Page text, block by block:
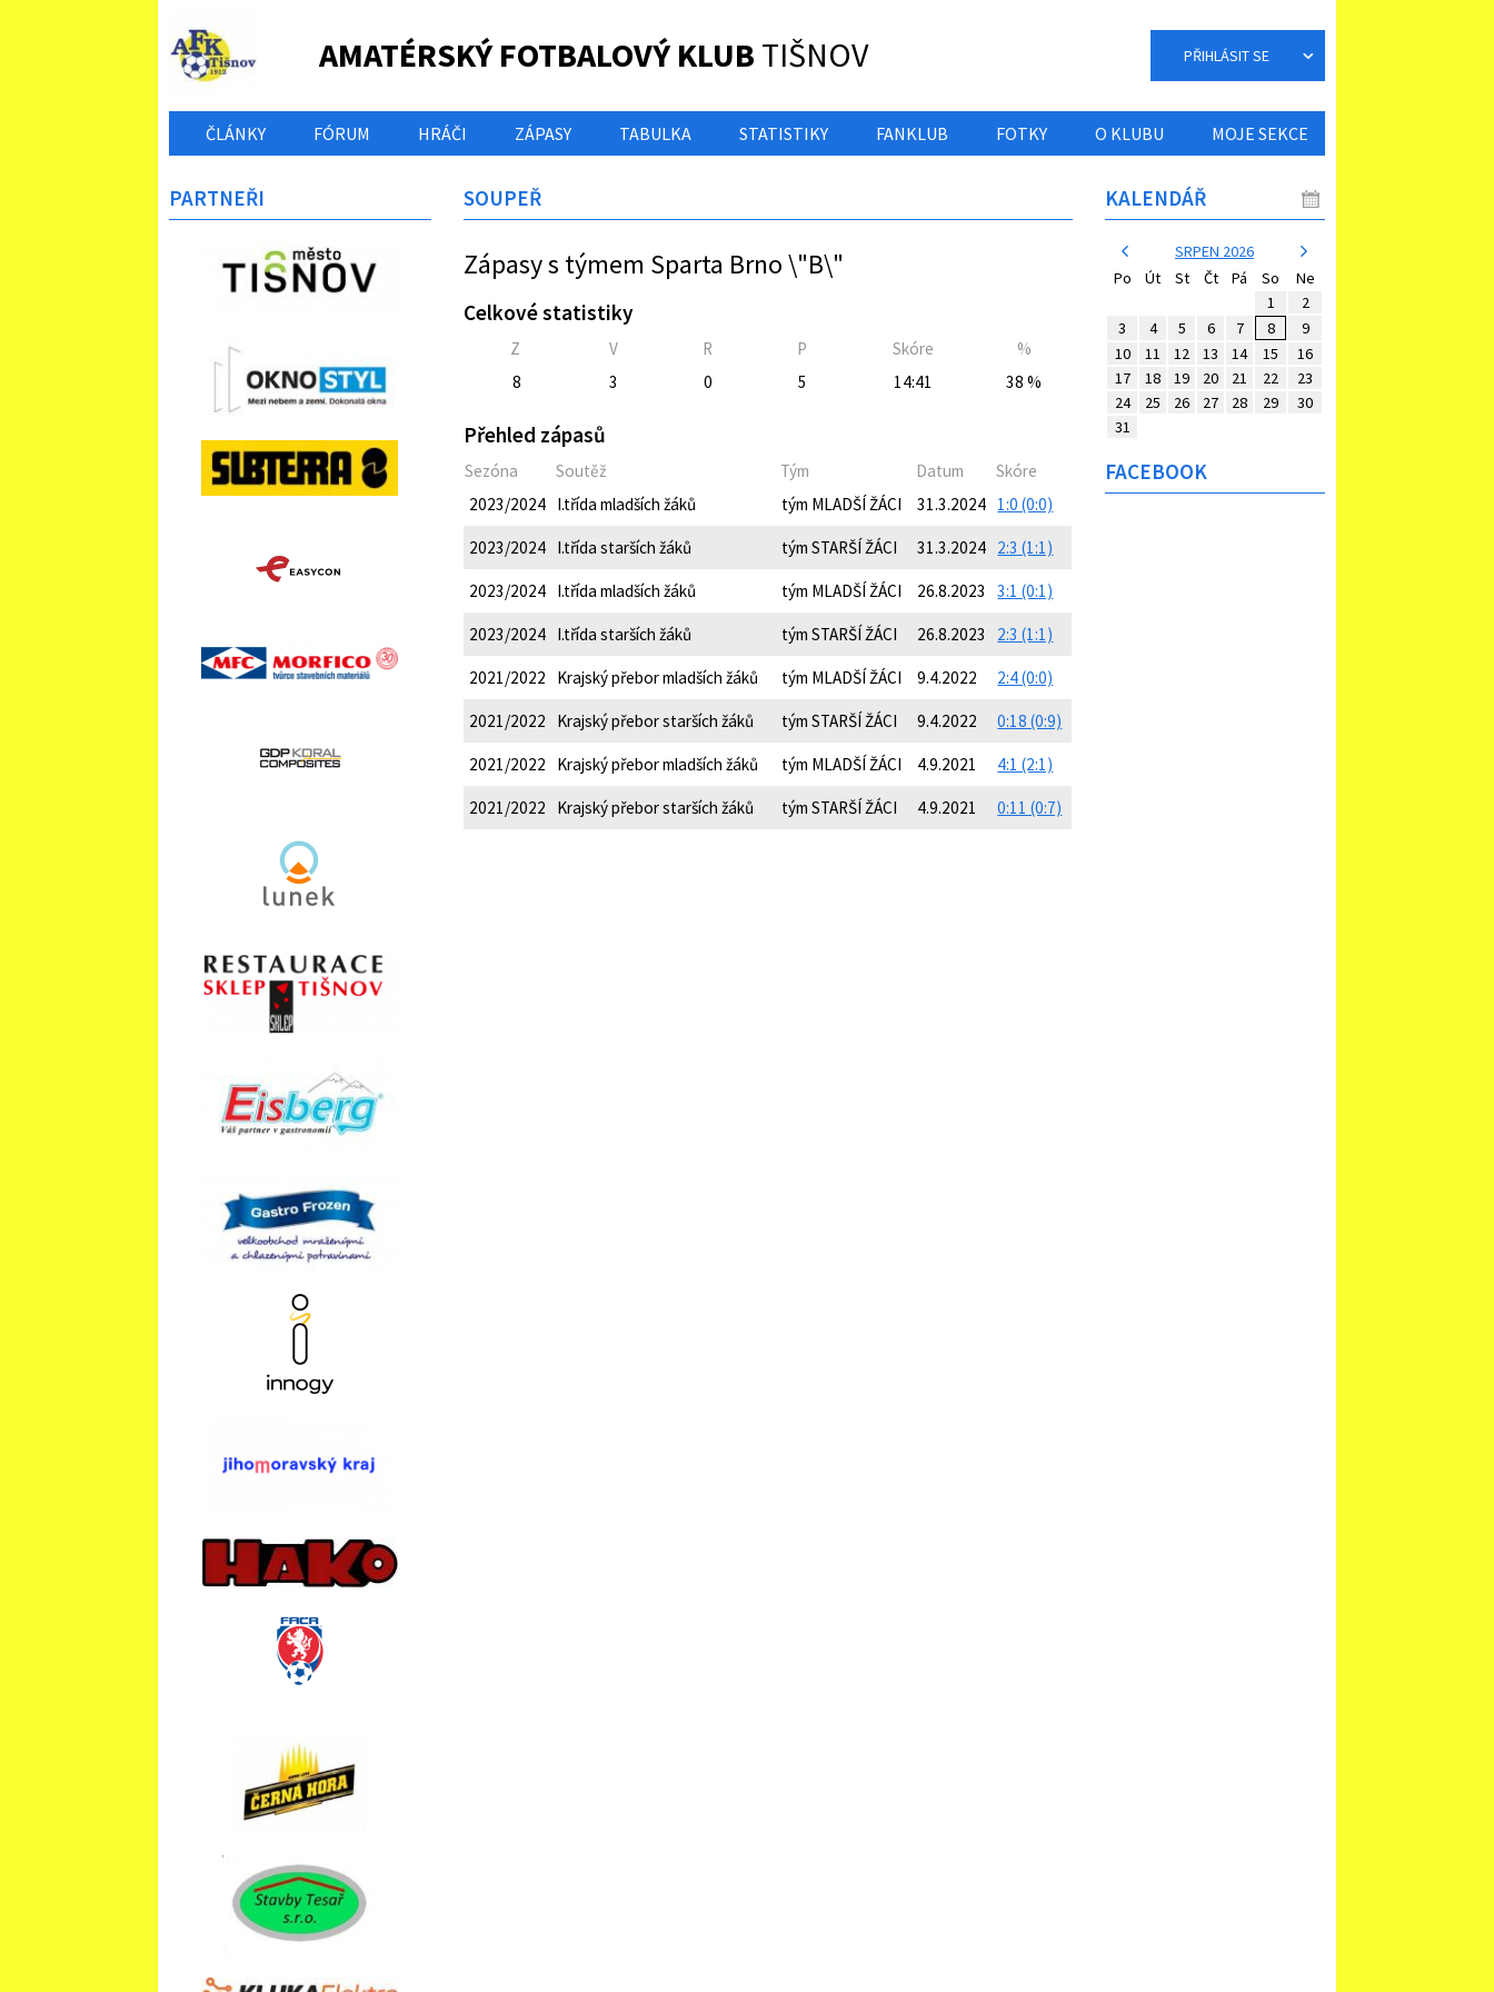
AMATÉRSKÝ FOTBALOVÝ KLUB TIŠNOV PŘIHLÁSIT SE
ČLÁNKY FÓRUM HRÁČI ZÁPASY TABULKA STATISTIKY FANKLUB FOTKY O KLUBU MOJE SEKCE
SOUPEŘ
Zápasy s týmem Sparta Brno \"B\"
Celkové statistiky
Z V R P Skóre
%
8
3 0 5 14:41 38 %
Přehled zápasů
Sezóna Soutěž Tým Datum
Skóre
2023/2024 I.třída mladších žáků tým MLADŠÍ ŽÁCI 31.3.2024 1:0 (0:0)
2023/2024 I.třída starších žáků tým STARŠÍ ŽÁCI 31.3.2024 2:3 (1:1)
2023/2024 I.třída mladších žáků tým MLADŠÍ ŽÁCI 26.8.2023 3:1 (0:1)
2023/2024 I.třída starších žáků tým STARŠÍ ŽÁCI 26.8.2023 2:3 (1:1)
2021/2022 Krajský přebor mladších žáků tým MLADŠÍ ŽÁCI 9.4.2022 2:4 (0:0)
2021/2022 Krajský přebor starších žáků tým STARŠÍ ŽÁCI 9.4.2022 0:18 (0:9)
2021/2022 Krajský přebor mladších žáků tým MLADŠÍ ŽÁCI 4.9.2021 4:1 (2:1)
2021/2022 Krajský přebor starších žáků tým STARŠÍ ŽÁCI 4.9.2021 0:11 (0:7)
PARTNEŘI KALENDÁŘ
SRPEN 2026
Po
Út St Čt Pá So
Ne
1
2
3
4 5 6 7 8
9
10
11 12 13 14 15
16
17
18 19 20 21 22
23
24
25 26 27 28 29
30
31
FACEBOOK